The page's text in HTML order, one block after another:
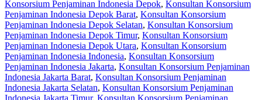
Konsorsium Penjaminan Indonesia Depok, Konsultan Konsorsium
Penjaminan Indonesia Depok Barat, Konsultan Konsorsium
Penjaminan Indonesia Depok Selatan, Konsultan Konsorsium
Penjaminan Indonesia Depok Timur, Konsultan Konsorsium
Penjaminan Indonesia Depok Utara, Konsultan Konsorsium
Penjaminan Indonesia Indonesia, Konsultan Konsorsium
Penjaminan Indonesia Jakarta, Konsultan Konsorsium Penjaminan
Indonesia Jakarta Barat, Konsultan Konsorsium Penjaminan
Indonesia Jakarta Selatan, Konsultan Konsorsium Penjaminan
Indonesia Jakarta Timur, Konsultan Konsorsium Penjaminan